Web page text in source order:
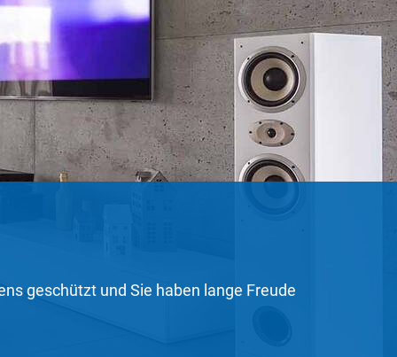
geschützt und Sie haben lange Freude